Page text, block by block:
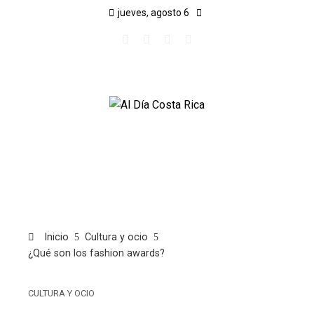
jueves, agosto 6
Inicio
Cultura y ocio
¿Qué son los fashion awards?
CULTURA Y OCIO